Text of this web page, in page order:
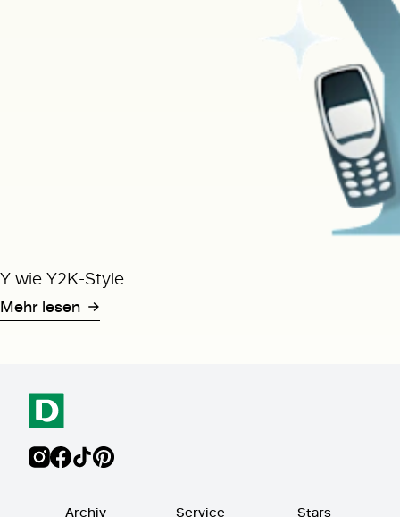
Y wie Y2K-Style
Mehr lesen
Archiv
Service
Stars